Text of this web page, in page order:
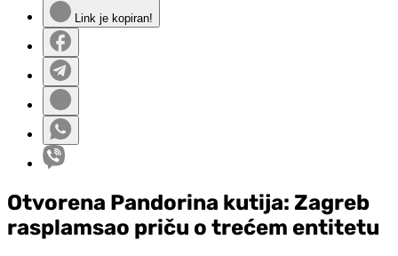
Link je kopiran!
Otvorena Pandorina kutija: Zagreb
rasplamsao priču o trećem entitetu